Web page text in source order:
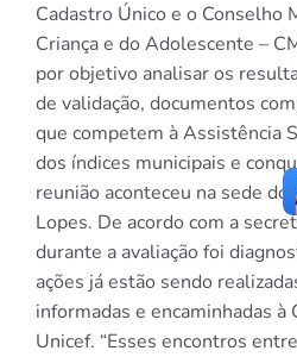
Cadastro Único e o Conselho
Criança e do Adolescente –
por objetivo analisar os
de validação, documentos
que competem à Assistência
dos índices municipais e
reunião aconteceu na sede do
Lopes. De acordo com a
durante a avaliação foi
ações já estão sendo
informadas e encaminhadas à
Unicef. “Esses encontros